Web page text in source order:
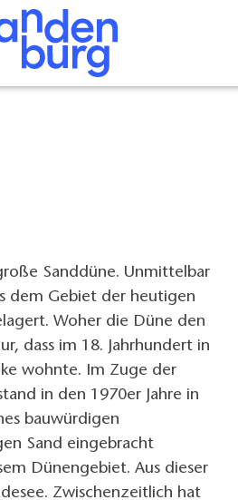
Sanddüne. Unmittelbar
dem Gebiet der heutigen
Woher die Düne den
dass im 18. Jahrhundert in
wohnte. Im Zuge der
in den 1970er Jahre in
bauwürdigen
Sand eingebracht
Dünengebiet. Aus dieser
Zwischenzeitlich hat